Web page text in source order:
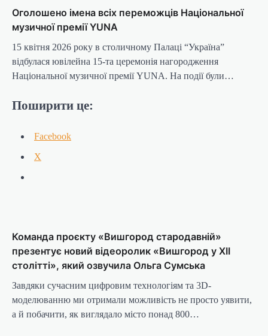
Оголошено імена всіх переможців Національної
музичної премії YUNA
15 квітня 2026 року в столичному Палаці “Україна”
відбулася ювілейна 15-та церемонія нагородження
Національної музичної премії YUNA. На події були…
Поширити це:
Facebook
X
Команда проєкту «Вишгород стародавній»
презентує новий відеоролик «Вишгород у XII
столітті», який озвучила Ольга Сумська
Завдяки сучасним цифровим технологіям та 3D-
моделюванню ми отримали можливість не просто уявити,
а й побачити, як виглядало місто понад 800…